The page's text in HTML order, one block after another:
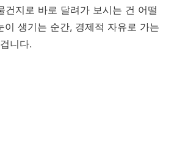
건지로 바로 달려가 보시는 건 어떨
이 생기는 순간, 경제적 자유로 가는
니다.